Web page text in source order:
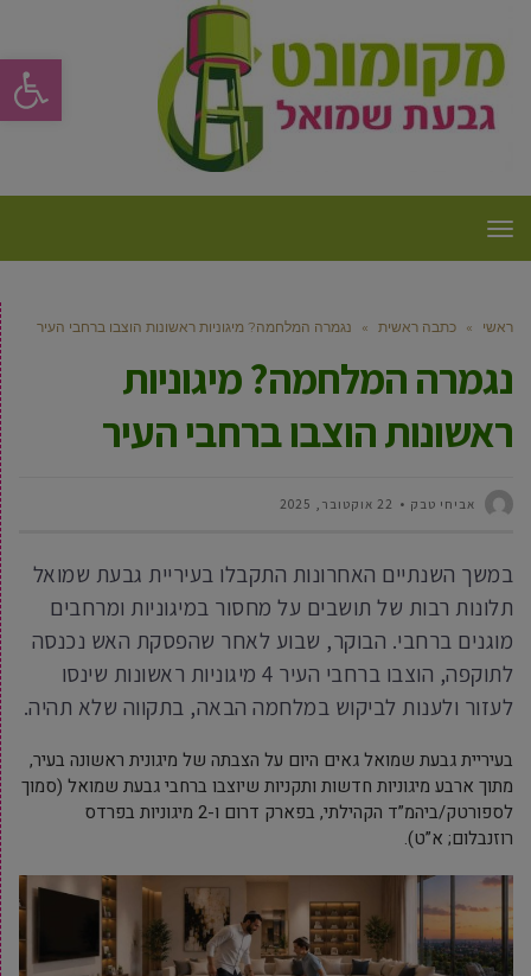
פתח
תפריט
ראשי » כתבה ראשית » נגמרה המלחמה? מיגוניות ראשונות הוצבו ברחבי העיר
נגמרה המלחמה? מיגוניות
ראשונות הוצבו ברחבי העיר
אביחי טבק 22 אוקטובר, 2025
במשך השנתיים האחרונות התקבלו בעיריית גבעת שמואל
תלונות רבות של תושבים על מחסור במיגוניות ומרחבים
מוגנים ברחבי. הבוקר, שבוע לאחר שהפסקת האש נכנסה
לתוקפה, הוצבו ברחבי העיר 4 מיגוניות ראשונות שינסו
לעזור ולענות לביקוש במלחמה הבאה, בתקווה שלא תהיה.
בעיריית גבעת שמואל גאים היום על הצבתה של מיגונית ראשונה בעיר,
מתוך ארבע מיגוניות חדשות ותקניות שיוצבו ברחבי גבעת שמואל (סמוך
לספורטק/ביהמ”ד הקהילתי, בפארק דרום ו-2 מיגוניות בפרדס
רוזנבלום; א”ט).